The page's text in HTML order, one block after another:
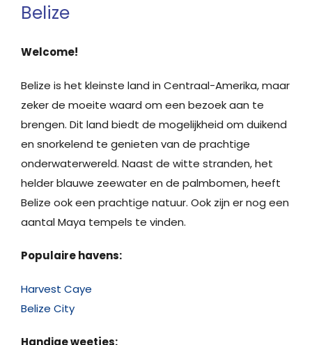
Belize
Welcome!
Belize is het kleinste land in Centraal-Amerika, maar
zeker de moeite waard om een bezoek aan te
brengen. Dit land biedt de mogelijkheid om duikend
en snorkelend te genieten van de prachtige
onderwaterwereld. Naast de witte stranden, het
helder blauwe zeewater en de palmbomen, heeft
Belize ook een prachtige natuur. Ook zijn er nog een
aantal Maya tempels te vinden.
Populaire havens:
Harvest Caye
Belize City
Handige weetjes: